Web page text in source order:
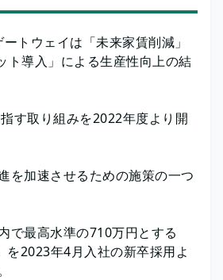
トウェイは「未来家賃削減」
ト導入」による生産性向上の結
す取り組みを2022年度より開
を加速させるための施策の一つ
で最高水準の710万円とする
を2023年4月入社の新卒採用よ